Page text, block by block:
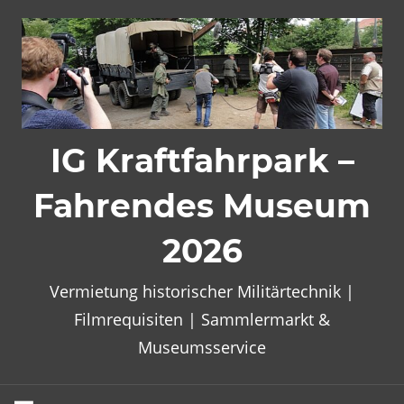
Inhalt
springen
IG Kraftfahrpark –
Fahrendes Museum
2026
Vermietung historischer Militärtechnik |
Filmrequisiten | Sammlermarkt &
Museumsservice